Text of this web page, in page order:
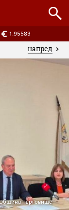
1.95583
напред
Търговище